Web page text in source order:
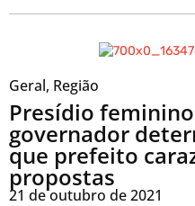
Geral, Região
Presídio
governador
que prefeito
propostas
21 de outubro de 2021